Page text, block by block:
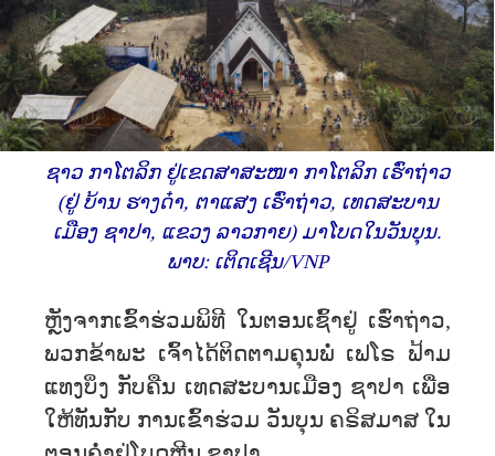
ຊາວ ກາໂຕລິກ ຢູ່ເຂດສາສະໜາ ກາໂຕລິກ ເຮົ່າຖ່າວ
(ຢູ່ ບ້ານ ຮາງດ໋າ, ຕາແສງ ເຮົ່າຖ່າວ, ເທດສະບານ
ເມືອງ ​ຊາ​ປາ, ​ແຂວງ ລາວ​ກາຍ) ມາໂບດໃນວັນບຸນ.
ພາບ: ເຕິດເຊີນ/VNP
ຫຼັງ​ຈາກ​ເຂົ້າ​ຮ່ວມພິທີ ​ໃນ​ຕອນ​ເຊົ້າ​ຢູ່​ ເຮົ່າຖ່າວ,
ພວກ​ຂ້າພະ ເຈົ້າ​ໄດ້​ຕິດ​ຕາມຄຸນພໍ່ ເຟໂຣ ຟ້າມ
ແທງບິ່ງ ກັບຄືນ ເທດສະບານເມືອງ ຊາປາ ເພື່ອ
ໃຫ້ທັນກັບ ການເຂົ້າຮ່ວມ ວັນບຸນ ​ຄຣິສມາສ ໃນ​